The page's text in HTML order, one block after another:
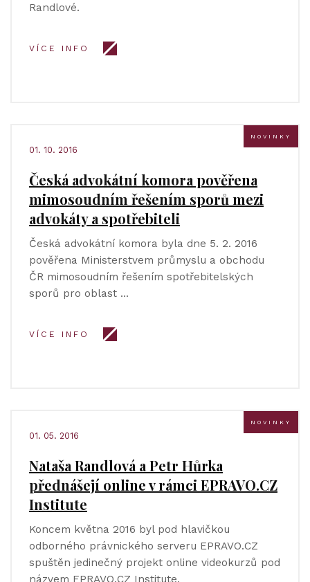
Randlové.
VÍCE INFO
NOVINKY
01. 10. 2016
Česká advokátní komora pověřena
mimosoudním řešením sporů mezi
advokáty a spotřebiteli
Česká advokátní komora byla dne 5. 2. 2016
pověřena Ministerstvem průmyslu a obchodu
ČR mimosoudním řešením spotřebitelských
sporů pro oblast …
VÍCE INFO
NOVINKY
01. 05. 2016
Nataša Randlová a Petr Hůrka
přednášejí online v rámci EPRAVO.CZ
Institute
Koncem května 2016 byl pod hlavičkou
odborného právnického serveru EPRAVO.CZ
spuštěn jedinečný projekt online videokurzů pod
názvem EPRAVO.CZ Institute.